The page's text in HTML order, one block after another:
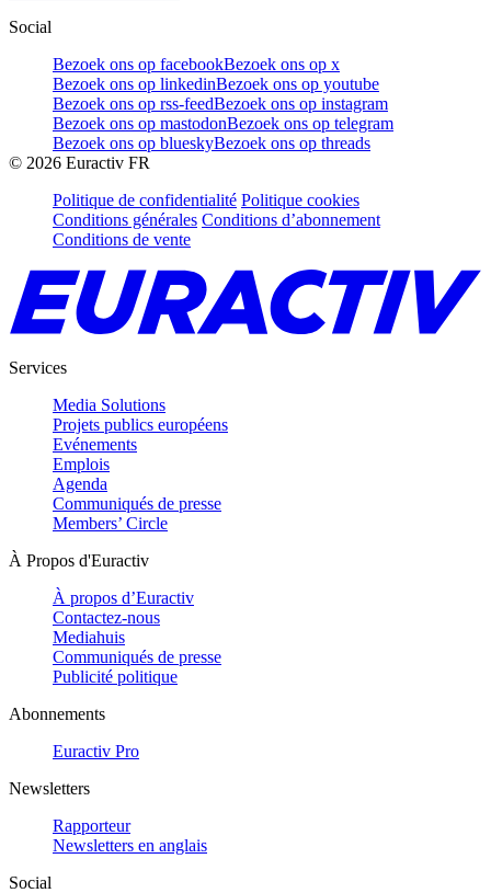
Social
Bezoek ons op facebookBezoek ons op x
Bezoek ons op linkedinBezoek ons op youtube
Bezoek ons op rss-feedBezoek ons op instagram
Bezoek ons op mastodonBezoek ons op telegram
Bezoek ons op blueskyBezoek ons op threads
© 2026 Euractiv FR
Politique de confidentialité Politique cookies
Conditions générales Conditions d’abonnement
Conditions de vente
Services
Media Solutions
Projets publics européens
Evénements
Emplois
Agenda
Communiqués de presse
Members’ Circle
À Propos d'Euractiv
À propos d’Euractiv
Contactez-nous
Mediahuis
Communiqués de presse
Publicité politique
Abonnements
Euractiv Pro
Newsletters
Rapporteur
Newsletters en anglais
Social